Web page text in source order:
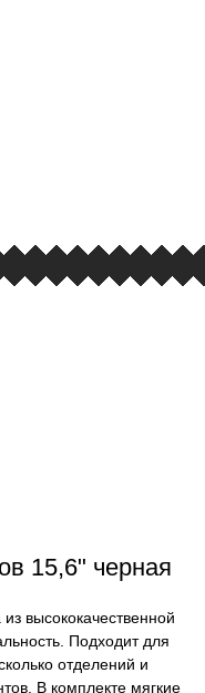
15,6" черная
высококачественной
Подходит для
отделений и
В комплекте мягкие